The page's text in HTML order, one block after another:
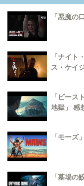
「悪魔
「ナイ
ス・ケイ
「ビー
地獄」 感
「モー
「墓場